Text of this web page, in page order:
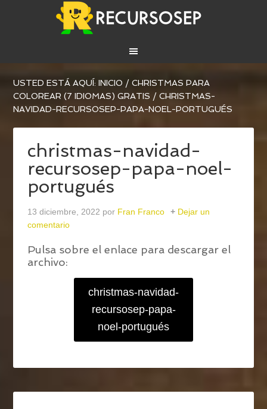
USTED ESTÁ AQUÍ:INICIO / CHRISTMAS PARA
COLOREAR (7 IDIOMAS) GRATIS / CHRISTMAS-
NAVIDAD-RECURSOSEP-PAPA-NOEL-PORTUGUÉS
christmas-navidad-
recursosep-papa-noel-
portugués
13 diciembre, 2022 por Fran Franco
Dejar un
comentario
Pulsa sobre el enlace para descargar el
archivo:
christmas-navidad-
recursosep-papa-
noel-portugués